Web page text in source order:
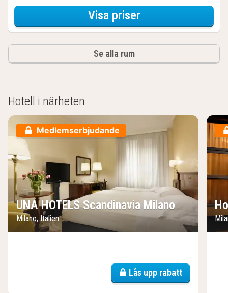
Visa priserför Båtturer &
Se alla rum
Hotell i närheten
Medlemserbjudande
UNA HOTELS Scandinavia Milano
Milano, Italien
Lås upp rabatt